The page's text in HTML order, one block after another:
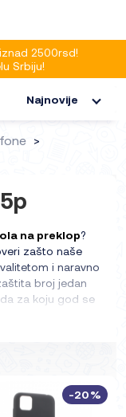
2500rsd!
Srbiju!
Najnovije
na preklop?
zašto naše
i naravno
broj jedan
za koju god se
-20%